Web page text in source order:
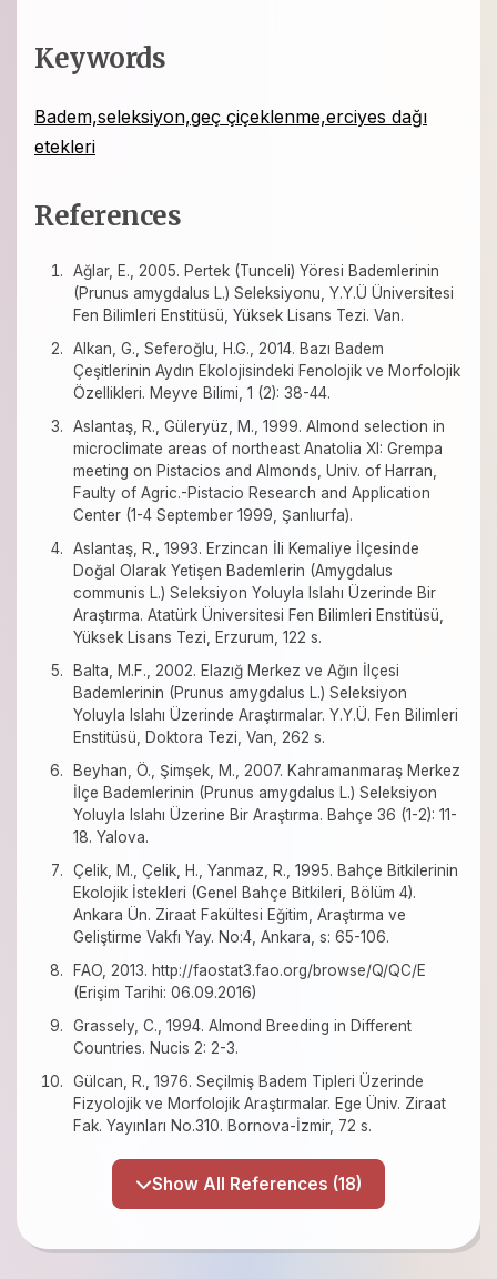
Keywords
Badem,seleksiyon,geç çiçeklenme,erciyes dağı
etekleri
References
Ağlar, E., 2005. Pertek (Tunceli) Yöresi Bademlerinin
(Prunus amygdalus L.) Seleksiyonu, Y.Y.Ü Üniversitesi
Fen Bilimleri Enstitüsü, Yüksek Lisans Tezi. Van.
Alkan, G., Seferoğlu, H.G., 2014. Bazı Badem
Çeşitlerinin Aydın Ekolojisindeki Fenolojik ve Morfolojik
Özellikleri. Meyve Bilimi, 1 (2): 38-44.
Aslantaş, R., Güleryüz, M., 1999. Almond selection in
microclimate areas of northeast Anatolia XI: Grempa
meeting on Pistacios and Almonds, Univ. of Harran,
Faulty of Agric.-Pistacio Research and Application
Center (1-4 September 1999, Şanlıurfa).
Aslantaş, R., 1993. Erzincan İli Kemaliye İlçesinde
Doğal Olarak Yetişen Bademlerin (Amygdalus
communis L.) Seleksiyon Yoluyla Islahı Üzerinde Bir
Araştırma. Atatürk Üniversitesi Fen Bilimleri Enstitüsü,
Yüksek Lisans Tezi, Erzurum, 122 s.
Balta, M.F., 2002. Elazığ Merkez ve Ağın İlçesi
Bademlerinin (Prunus amygdalus L.) Seleksiyon
Yoluyla Islahı Üzerinde Araştırmalar. Y.Y.Ü. Fen Bilimleri
Enstitüsü, Doktora Tezi, Van, 262 s.
Beyhan, Ö., Şimşek, M., 2007. Kahramanmaraş Merkez
İlçe Bademlerinin (Prunus amygdalus L.) Seleksiyon
Yoluyla Islahı Üzerine Bir Araştırma. Bahçe 36 (1-2): 11-
18. Yalova.
Çelik, M., Çelik, H., Yanmaz, R., 1995. Bahçe Bitkilerinin
Ekolojik İstekleri (Genel Bahçe Bitkileri, Bölüm 4).
Ankara Ün. Ziraat Fakültesi Eğitim, Araştırma ve
Geliştirme Vakfı Yay. No:4, Ankara, s: 65-106.
FAO, 2013. http://faostat3.fao.org/browse/Q/QC/E
(Erişim Tarihi: 06.09.2016)
Grassely, C., 1994. Almond Breeding in Different
Countries. Nucis 2: 2-3.
Gülcan, R., 1976. Seçilmiş Badem Tipleri Üzerinde
Fizyolojik ve Morfolojik Araştırmalar. Ege Üniv. Ziraat
Fak. Yayınları No.310. Bornova-İzmir, 72 s.
Show All References (18)